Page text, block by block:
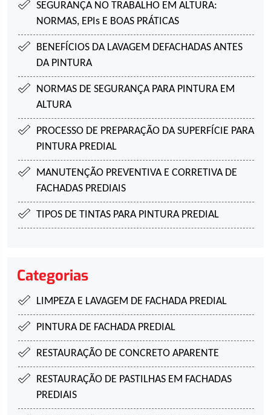
SEGURANÇA NO TRABALHO EM ALTURA:
NORMAS, EPIs E BOAS PRÁTICAS
BENEFÍCIOS DA LAVAGEM DEFACHADAS ANTES
DA PINTURA
NORMAS DE SEGURANÇA PARA PINTURA EM
ALTURA
PROCESSO DE PREPARAÇÃO DA SUPERFÍCIE PARA
PINTURA PREDIAL
MANUTENÇÃO PREVENTIVA E CORRETIVA DE
FACHADAS PREDIAIS
TIPOS DE TINTAS PARA PINTURA PREDIAL
Categorias
LIMPEZA E LAVAGEM DE FACHADA PREDIAL
PINTURA DE FACHADA PREDIAL
RESTAURAÇÃO DE CONCRETO APARENTE
RESTAURAÇÃO DE PASTILHAS EM FACHADAS
PREDIAIS